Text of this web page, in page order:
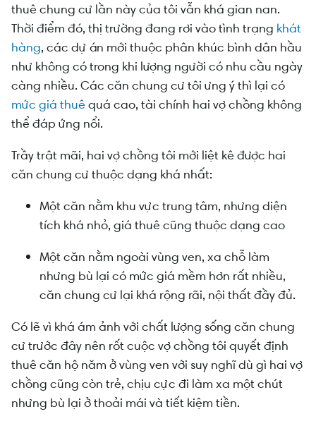
thuê chung cư lần này của tôi vẫn khá gian nan.
Thời điểm đó, thị trường đang rơi vào tình trạng khát
hàng, các dự án mới thuộc phân khúc bình dân hầu
như không có trong khi lượng người có nhu cầu ngày
càng nhiều. Các căn chung cư tôi ưng ý thì lại có
mức giá thuê quá cao, tài chính hai vợ chồng không
thể đáp ứng nổi.
Trầy trật mãi, hai vợ chồng tôi mới liệt kê được hai
căn chung cư thuộc dạng khá nhất:
Một căn nằm khu vực trung tâm, nhưng diện
tích khá nhỏ, giá thuê cũng thuộc dạng cao
Một căn nằm ngoài vùng ven, xa chỗ làm
nhưng bù lại có mức giá mềm hơn rất nhiều,
căn chung cư lại khá rộng rãi, nội thất đầy đủ.
Có lẽ vì khá ám ảnh với chất lượng sống căn chung
cư trước đây nên rốt cuộc vợ chồng tôi quyết định
thuê căn hộ năm ở vùng ven với suy nghĩ dù gì hai vợ
chồng cũng còn trẻ, chịu cực đi làm xa một chút
nhưng bù lại ở thoải mái và tiết kiệm tiền.